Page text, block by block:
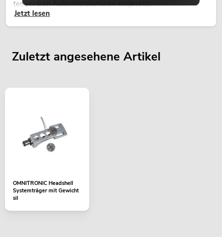
temporären Außeninstallationen eingesetzt.
Jetzt lesen
Zuletzt angesehene Artikel
OMNITRONIC Headshell
Systemträger mit Gewicht
sil